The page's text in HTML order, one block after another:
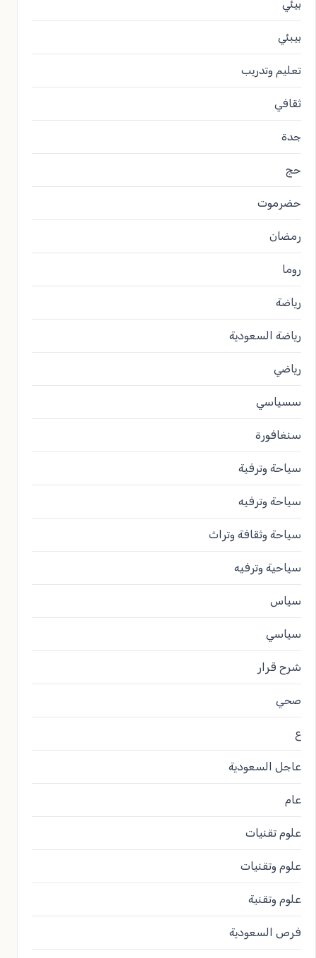
بيئي
بيبئي
تعليم وتدريب
ثقافي
جدة
حج
حضرموت
رمضان
روما
رياضة
رياضة السعودية
رياضي
سسياسي
سنغافورة
سياحة وترفية
سياحة وترفيه
سياحة وثقافة وتراث
سياحية وترفيه
سياس
سياسي
شرح قرار
صحي
ع
عاجل السعودية
عام
علوم تقنيات
علوم وتقنيات
علوم وتقنية
فرص السعودية